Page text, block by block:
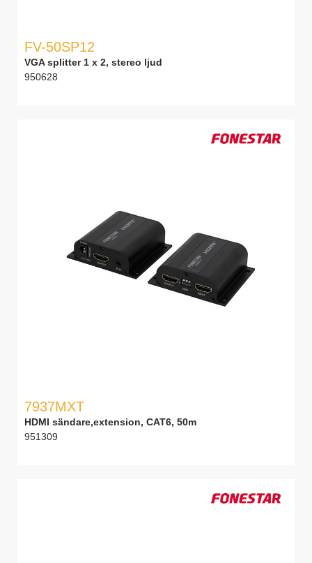
FV-50SP12
VGA splitter 1 x 2, stereo ljud
950628
7937MXT
HDMI sändare,extension, CAT6, 50m
951309